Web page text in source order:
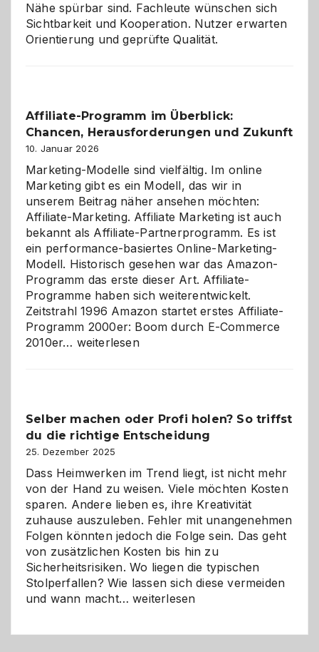
Nähe spürbar sind. Fachleute wünschen sich
Sichtbarkeit und Kooperation. Nutzer erwarten
Orientierung und geprüfte Qualität.
Affiliate-Programm im Überblick:
Chancen, Herausforderungen und Zukunft
10. Januar 2026
Marketing-Modelle sind vielfältig. Im online
Marketing gibt es ein Modell, das wir in
unserem Beitrag näher ansehen möchten:
Affiliate-Marketing. Affiliate Marketing ist auch
bekannt als Affiliate-Partnerprogramm. Es ist
ein performance-basiertes Online-Marketing-
Modell. Historisch gesehen war das Amazon-
Programm das erste dieser Art. Affiliate-
Programme haben sich weiterentwickelt.
Zeitstrahl 1996 Amazon startet erstes Affiliate-
Programm 2000er: Boom durch E-Commerce
2010er… Affiliate-
Herausforderungen
und
Zukunft
weiterlesen
Selber machen oder Profi holen? So triffst
du die richtige Entscheidung
25. Dezember 2025
Dass Heimwerken im Trend liegt, ist nicht mehr
von der Hand zu weisen. Viele möchten Kosten
sparen. Andere lieben es, ihre Kreativität
zuhause auszuleben. Fehler mit unangenehmen
Folgen könnten jedoch die Folge sein. Das geht
von zusätzlichen Kosten bis hin zu
Sicherheitsrisiken. Wo liegen die typischen
Stolperfallen? Wie lassen sich diese vermeiden
und wann macht…Selber
weiterlesen